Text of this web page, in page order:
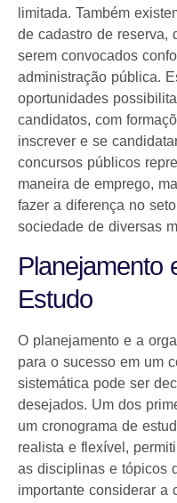
limitada. Também
de cadastro de reserva,
serem convocados
administração pública.
oportunidades
candidatos, com
inscrever e se
concursos públicos
maneira de emprego,
fazer a diferença no
sociedade de diversas
Planejamento
Estudo
O planejamento e a
para o sucesso em um
sistemática pode ser
desejados. Um dos
um cronograma de
realista e flexível,
as disciplinas e tópicos
importante considerar a